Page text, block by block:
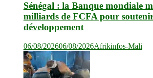
Sénégal : la Banque mondiale
milliards de FCFA pour
développement
06/08/202606/08/2026Afrikinfos-Mali